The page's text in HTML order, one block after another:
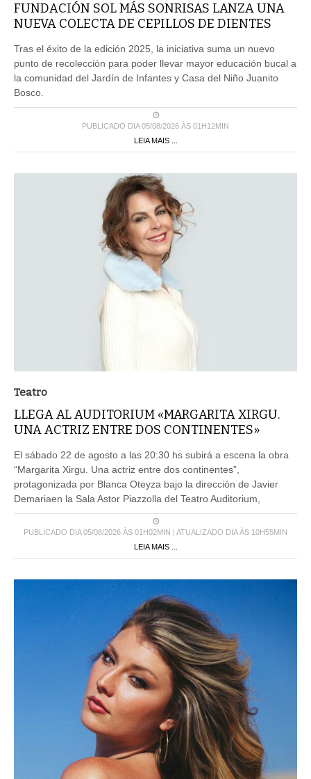
FUNDACIÓN SOL MÁS SONRISAS LANZA UNA
NUEVA COLECTA DE CEPILLOS DE DIENTES
Tras el éxito de la edición 2025, la iniciativa suma un nuevo
punto de recolección para poder llevar mayor educación bucal a
la comunidad del Jardín de Infantes y Casa del Niño Juanito
Bosco.
PUBLICADO DIA 05/08/2026 ÀS 01H12MIN
LEIA MAIS ...
Teatro
LLEGA AL AUDITORIUM «MARGARITA XIRGU.
UNA ACTRIZ ENTRE DOS CONTINENTES»
El sábado 22 de agosto a las 20:30 hs subirá a escena la obra
“Margarita Xirgu. Una actriz entre dos continentes”,
protagonizada por Blanca Oteyza bajo la dirección de Javier
Demariaen la Sala Astor Piazzolla del Teatro Auditorium,
PUBLICADO DIA 05/08/2026 ÀS 01H02MIN | ATUALIZADO DIA ÀS 10H55MIN
LEIA MAIS ...